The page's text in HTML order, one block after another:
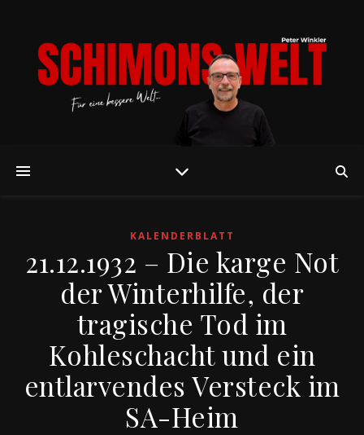
KALENDERBLATT
21.12.1932 – Die karge Not
der Winterhilfe, der
tragische Tod im
Kohleschacht und ein
entlarvendes Versteck im
SA-Heim